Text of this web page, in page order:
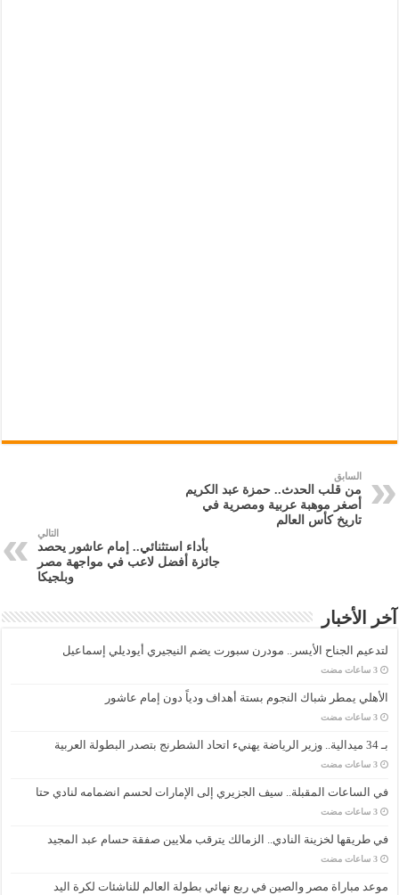
السابق
من قلب الحدث.. حمزة عبد الكريم
أصغر موهبة عربية ومصرية في
تاريخ كأس العالم
التالي
بأداء استثنائي.. إمام عاشور يحصد
جائزة أفضل لاعب في مواجهة مصر
وبلجيكا
آخر الأخبار
لتدعيم الجناح الأيسر.. مودرن سبورت يضم النيجيري أيوديلي إسماعيل
‏3 ساعات مضت
الأهلي يمطر شباك النجوم بستة أهداف ودياً دون إمام عاشور
‏3 ساعات مضت
بـ 34 ميدالية.. وزير الرياضة يهنيء اتحاد الشطرنج بتصدر البطولة العربية
‏3 ساعات مضت
في الساعات المقبلة.. سيف الجزيري إلى الإمارات لحسم انضمامه لنادي حتا
‏3 ساعات مضت
في طريقها لخزينة النادي.. الزمالك يترقب ملايين صفقة حسام عبد المجيد
‏3 ساعات مضت
موعد مباراة مصر والصين في ربع نهائي بطولة العالم للناشئات لكرة اليد